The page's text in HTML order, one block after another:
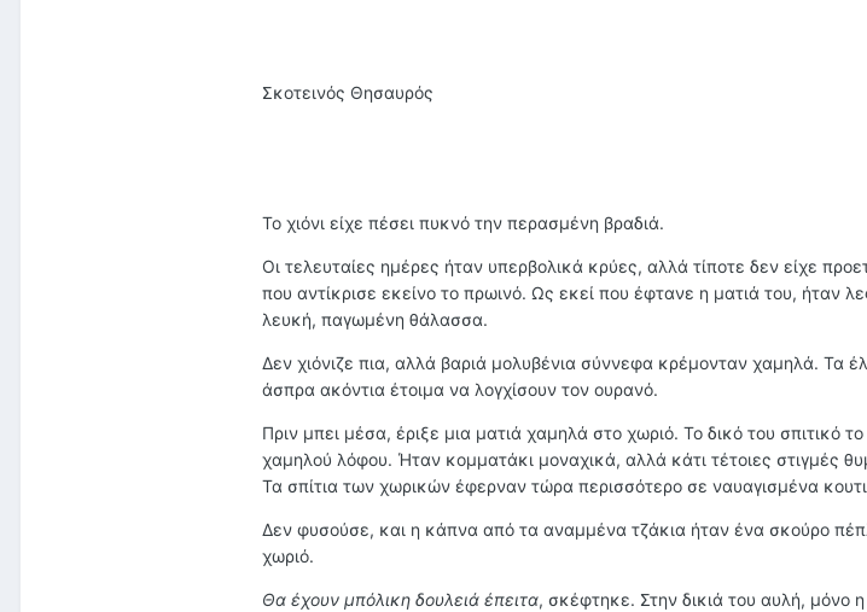
Σκοτεινός Θησαυρός
Το χιόνι είχε πέσει πυκνό την περασμένη βραδιά.
Οι τελευταίες ημέρες ήταν υπερβολικά κρύες, αλλά τίποτε δεν είχε
που αντίκρισε εκείνο το πρωινό. Ως εκεί που έφτανε η ματιά του, ήταν
λευκή, παγωμένη θάλασσα.
Δεν χιόνιζε πια, αλλά βαριά μολυβένια σύννεφα κρέμονταν χαμηλά. Τα
άσπρα ακόντια έτοιμα να λογχίσουν τον ουρανό.
Πριν μπει μέσα, έριξε μια ματιά χαμηλά στο χωριό. Το δικό του σπιτικό
χαμηλού λόφου. Ήταν κομματάκι μοναχικά, αλλά κάτι τέτοιες στιγμές
Τα σπίτια των χωρικών έφερναν τώρα περισσότερο σε ναυαγισμένα
Δεν φυσούσε, και η κάπνα από τα αναμμένα τζάκια ήταν ένα σκούρο
χωριό.
Θα έχουν μπόλικη δουλειά έπειτα, σκέφτηκε. Στην δικιά του αυλή, μόνο